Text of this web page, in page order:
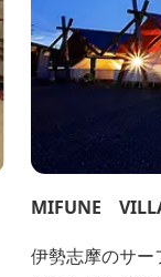
MIFUNE
伊勢志摩のサー